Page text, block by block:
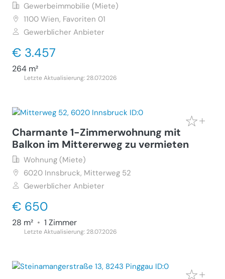
Gewerbeimmobilie (Miete)
1100 Wien, Favoriten 01
Gewerblicher Anbieter
€ 3.457
264 m²
Letzte Aktualisierung: 28.07.2026
Charmante 1-Zimmerwohnung mit
Balkon im Mittererweg zu vermieten
Wohnung (Miete)
6020 Innsbruck, Mitterweg 52
Gewerblicher Anbieter
€ 650
28 m² • 1 Zimmer
Letzte Aktualisierung: 28.07.2026